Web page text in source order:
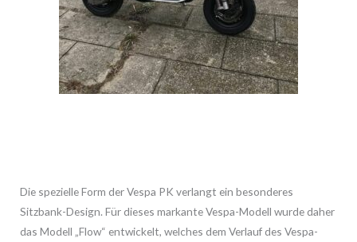
Die spezielle Form der Vespa PK verlangt ein besonderes
Sitzbank-Design. Für dieses markante Vespa-Modell wurde daher
das Modell „Flow“ entwickelt, welches dem Verlauf des Vespa-